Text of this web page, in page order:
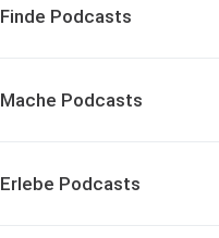
Finde Podcasts
Mache Podcasts
Erlebe Podcasts